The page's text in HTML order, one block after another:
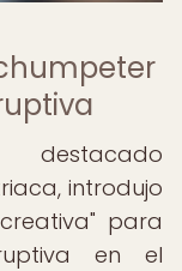
destacado
introdujo
para
en el